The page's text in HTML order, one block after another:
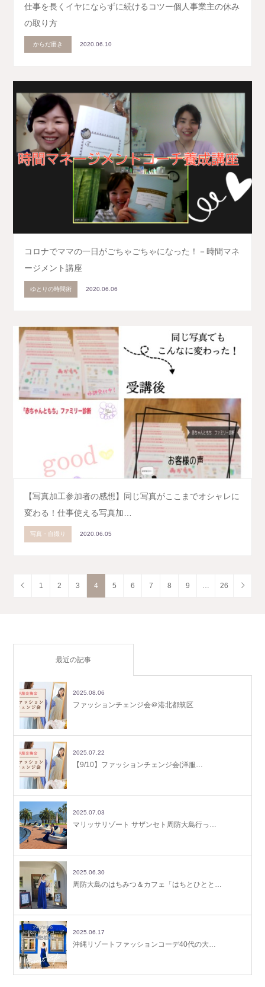
仕事を長くイヤにならずに続けるコツー個人事業主の休み
の取り方
からだ磨き 2020.06.10
コロナでママの一日がごちゃごちゃになった！－時間マネ
ージメント講座
ゆとりの時間術 2020.06.06
【写真加工参加者の感想】同じ写真がここまでオシャレに
変わる！仕事使える写真加…
写真・自撮り 2020.06.05
1 2 3 4 5 6 7 8 9 26
最近の記事
2025.08.06
ファッションチェンジ会＠港北都筑区
2025.07.22
【9/10】ファッションチェンジ会(洋服…
2025.07.03
マリッサリゾート サザンセト周防大島行っ…
2025.06.30
周防大島のはちみつ＆カフェ「はちとひとと…
2025.06.17
沖縄リゾートファッションコーデ40代の大…